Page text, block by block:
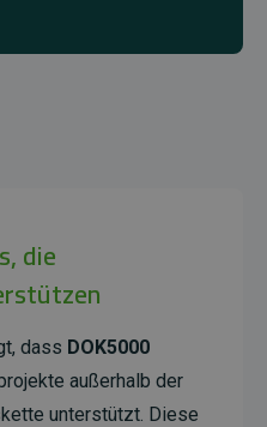
die
dass DOK5000
außerhalb der
unterstützt. Diese